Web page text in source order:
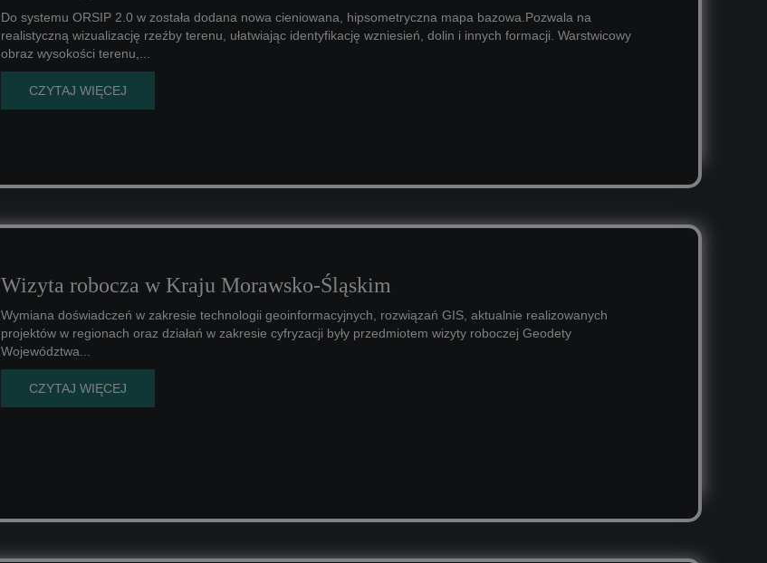
Do systemu ORSIP 2.0 w została dodana nowa cieniowana, hipsometryczna mapa bazowa.Pozwala na
realistyczną wizualizację rzeźby terenu, ułatwiając identyfikację wzniesień, dolin i innych formacji. Warstwicowy
obraz wysokości terenu,...
CZYTAJ WIĘCEJ
Wizyta robocza w Kraju Morawsko-Śląskim
Wymiana doświadczeń w zakresie technologii geoinformacyjnych, rozwiązań GIS, aktualnie realizowanych
projektów w regionach oraz działań w zakresie cyfryzacji były przedmiotem wizyty roboczej Geodety
Województwa...
CZYTAJ WIĘCEJ